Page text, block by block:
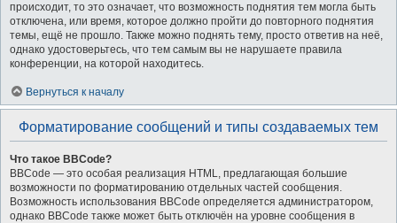
происходит, то это означает, что возможность поднятия тем могла быть
отключена, или время, которое должно пройти до повторного поднятия
темы, ещё не прошло. Также можно поднять тему, просто ответив на неё,
однако удостоверьтесь, что тем самым вы не нарушаете правила
конференции, на которой находитесь.
Вернуться к началу
Форматирование сообщений и типы создаваемых тем
Что такое BBCode?
BBCode — это особая реализация HTML, предлагающая большие
возможности по форматированию отдельных частей сообщения.
Возможность использования BBCode определяется администратором,
однако BBCode также может быть отключён на уровне сообщения в